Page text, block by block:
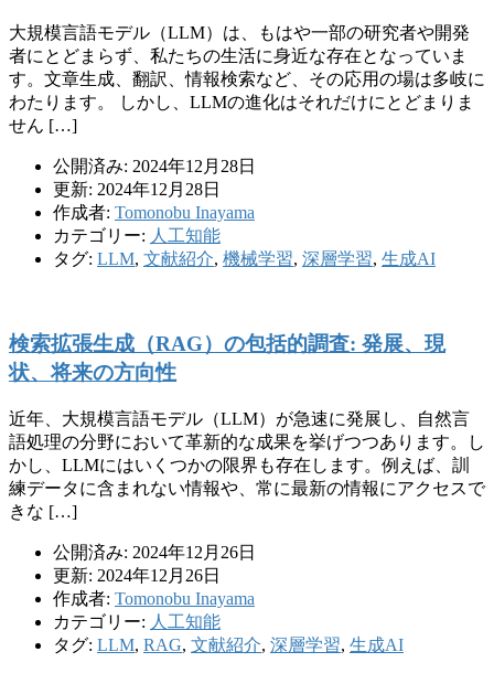
大規模言語モデル（LLM）は、もはや一部の研究者や開発
者にとどまらず、私たちの生活に身近な存在となっていま
す。文章生成、翻訳、情報検索など、その応用の場は多岐に
わたります。 しかし、LLMの進化はそれだけにとどまりま
せん […]
公開済み: 2024年12月28日
更新: 2024年12月28日
作成者: Tomonobu Inayama
カテゴリー: 人工知能
タグ: LLM, 文献紹介, 機械学習, 深層学習, 生成AI
検索拡張生成（RAG）の包括的調査: 発展、現
状、将来の方向性
近年、大規模言語モデル（LLM）が急速に発展し、自然言
語処理の分野において革新的な成果を挙げつつあります。し
かし、LLMにはいくつかの限界も存在します。例えば、訓
練データに含まれない情報や、常に最新の情報にアクセスで
きな […]
公開済み: 2024年12月26日
更新: 2024年12月26日
作成者: Tomonobu Inayama
カテゴリー: 人工知能
タグ: LLM, RAG, 文献紹介, 深層学習, 生成AI